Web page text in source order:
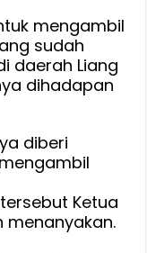
mengambil
sudah
daerah Liang
dihadapan
diberi
Ketua
menanyakan.